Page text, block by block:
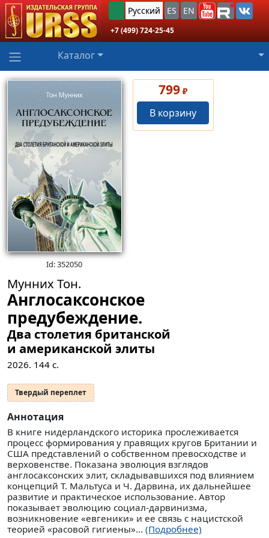
Русский ES EN
+7 (499) 724-25-45
Каталог
Id: 352050
799 ₽
В корзину
Мунних Тон.
Англосаксонское
предубеждение.
Два столетия британской
и американской элиты
2026. 144 с.
Твердый переплет
Аннотация
В книге нидерландского историка прослеживается
процесс формирования у правящих кругов Британии и
США представлений о собственном превосходстве и
верховенстве. Показана эволюция взглядов
англосаксонских элит, складывавшихся под влиянием
концепций Т. Мальтуса и Ч. Дарвина, их дальнейшее
развитие и практическое использование. Автор
показывает эволюцию социал-дарвинизма,
возникновение «евгеники» и ее связь с нацистской
теорией «расовой гигиены»... (Подробнее)